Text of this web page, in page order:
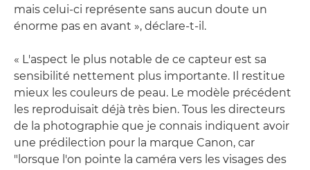
mais celui-ci représente sans aucun doute un
énorme pas en avant », déclare-t-il.
« L'aspect le plus notable de ce capteur est sa
sensibilité nettement plus importante. Il restitue
mieux les couleurs de peau. Le modèle précédent
les reproduisait déjà très bien. Tous les directeurs
de la photographie que je connais indiquent avoir
une prédilection pour la marque Canon, car
"lorsque l'on pointe la caméra vers les visages des